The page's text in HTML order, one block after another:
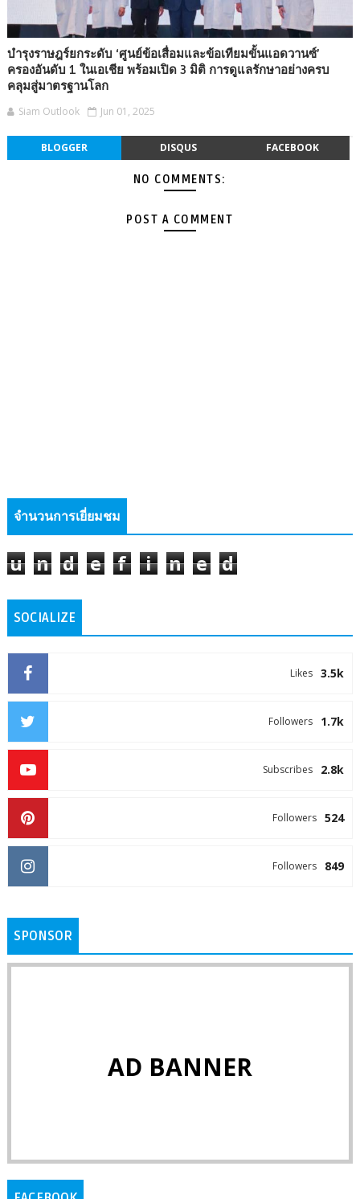
บำรุงราษฎร์ยกระดับ ‘ศูนย์ข้อเสื่อมและข้อเทียมขั้นแอดวานซ์’
ครองอันดับ 1 ในเอเชีย พร้อมเปิด 3 มิติ การดูแลรักษาอย่างครบ
คลุมสู่มาตรฐานโลก
Siam Outlook Jun 01, 2025
BLOGGER DISQUS FACEBOOK
NO COMMENTS:
POST A COMMENT
จำนวนการเยี่ยมชม
u n d e f i n e d
SOCIALIZE
3.5k
Likes
1.7k
Followers
2.8k
Subscribes
524
Followers
849
Followers
SPONSOR
AD BANNER